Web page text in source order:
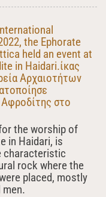
the Ephorate
held an event at
in Haidari.ίκας
Αρχαιοτήτων
στο
the worship of
in Haidari, is
characteristic
rock where the
placed, mostly